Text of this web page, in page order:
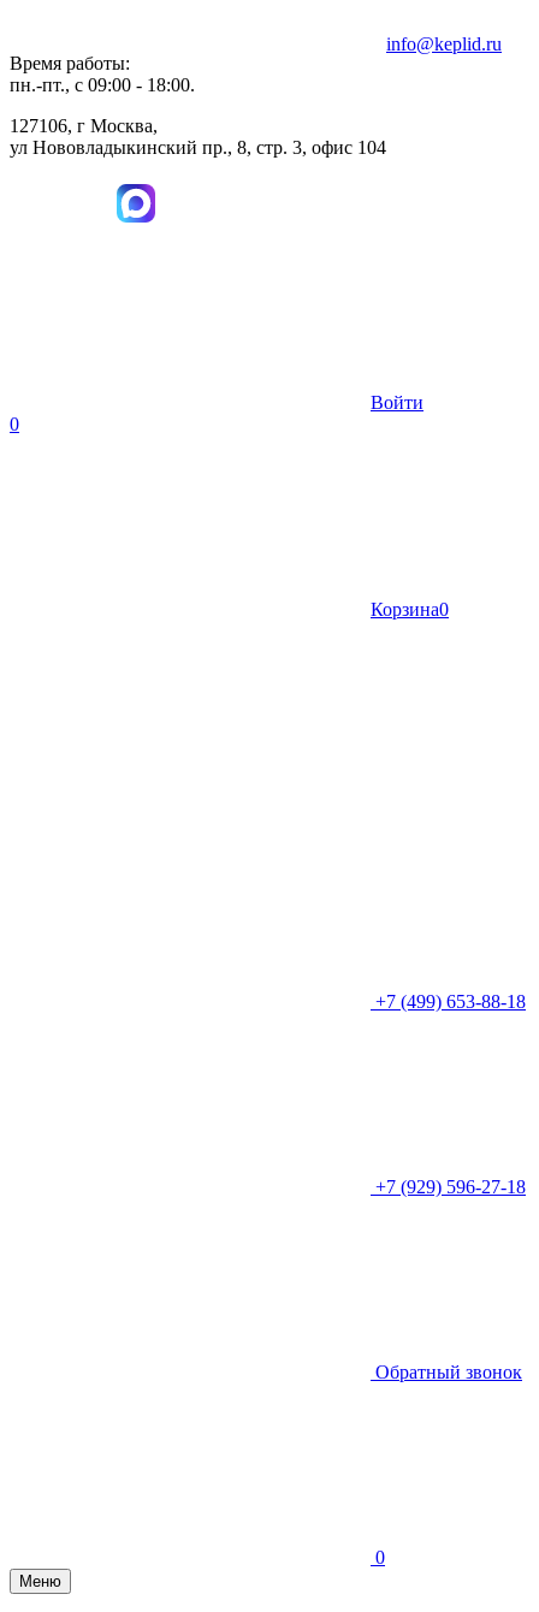
Время работы:
пн.-пт., с 09:00 - 18:00.
127106, г Москва,
ул Нововладыкинский пр., 8, стр. 3, офис 104
info@keplid.ru
Войти
0
Корзина0
+7 (499) 653-88-18
+7 (929) 596-27-18
Обратный звонок
0
Меню